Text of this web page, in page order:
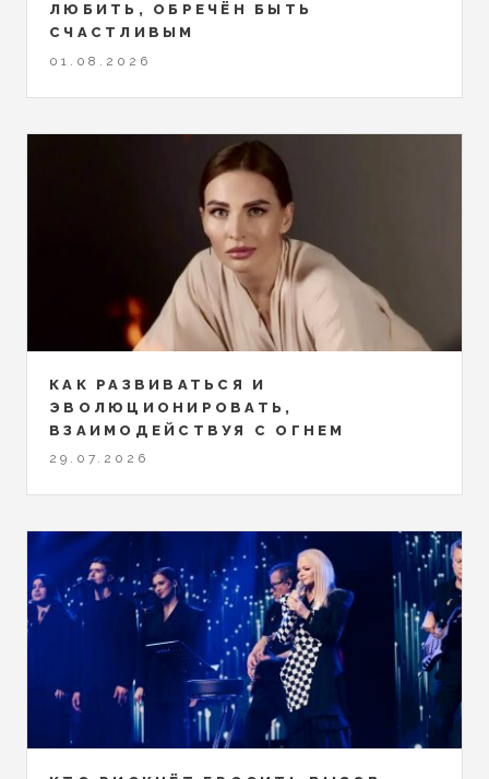
ЛЮБИТЬ, ОБРЕЧЁН БЫТЬ
СЧАСТЛИВЫМ
01.08.2026
КАК РАЗВИВАТЬСЯ И
ЭВОЛЮЦИОНИРОВАТЬ,
ВЗАИМОДЕЙСТВУЯ С ОГНЕМ
29.07.2026